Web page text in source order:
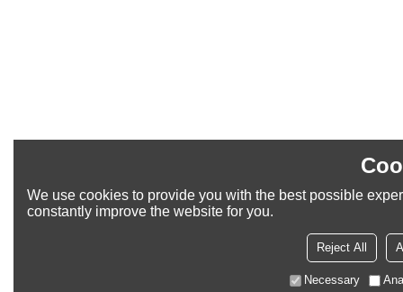
We use cookies to provide you with the best possible
constantly improve the website for you.
Reject All
Necessary